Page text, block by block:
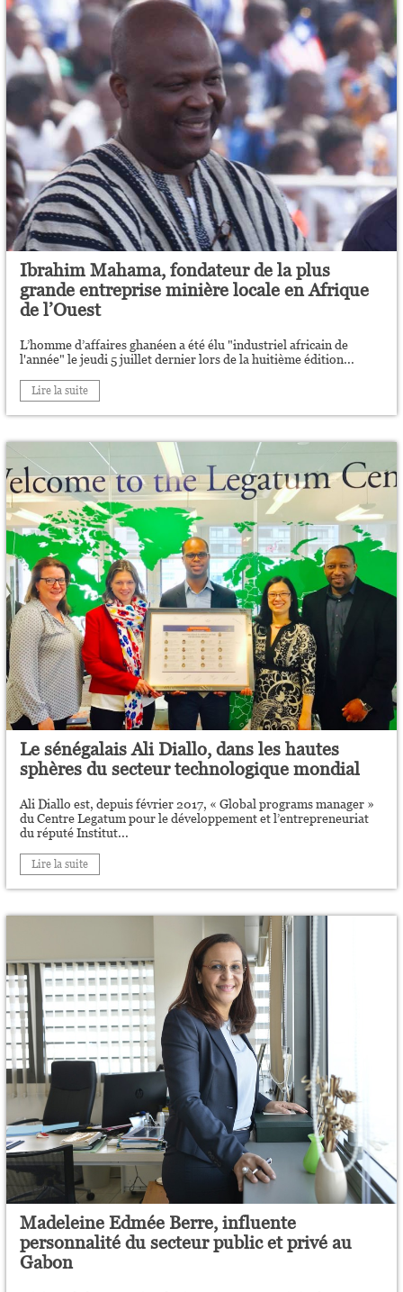
Ibrahim Mahama, fondateur de la plus
grande entreprise minière locale en Afrique
de l’Ouest
L’homme d’affaires ghanéen a été élu "industriel africain de
l'année" le jeudi 5 juillet dernier lors de la huitième édition...
Lire la suite
Le sénégalais Ali Diallo, dans les hautes
sphères du secteur technologique mondial
Ali Diallo est, depuis février 2017, « Global programs manager »
du Centre Legatum pour le développement et l’entrepreneuriat
du réputé Institut...
Lire la suite
Madeleine Edmée Berre, influente
personnalité du secteur public et privé au
Gabon